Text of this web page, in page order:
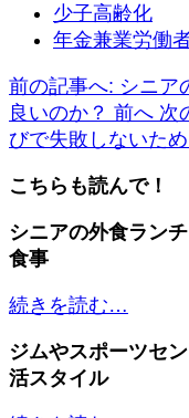
少子高齢化
年金兼業労働
前の記事へ: シニア
良いのか？ 前へ 次
びで失敗しないため
こちらも読んで！
シニアの外食ラン
食事
続きを読む…
ジムやスポーツセ
活スタイル